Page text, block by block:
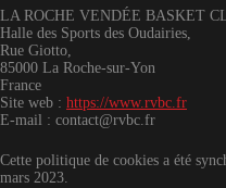
LA ROCHE VENDÉE BASKET
Halle des Sports des Oudairies,
Rue Giotto,
85000 La Roche-sur-Yon
France
Site web : https://www.rvbc.fr
E-mail : contact@rvbc.fr
Cette politique de cookies a été
mars 2023.